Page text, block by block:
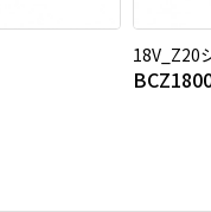
18V_Z20